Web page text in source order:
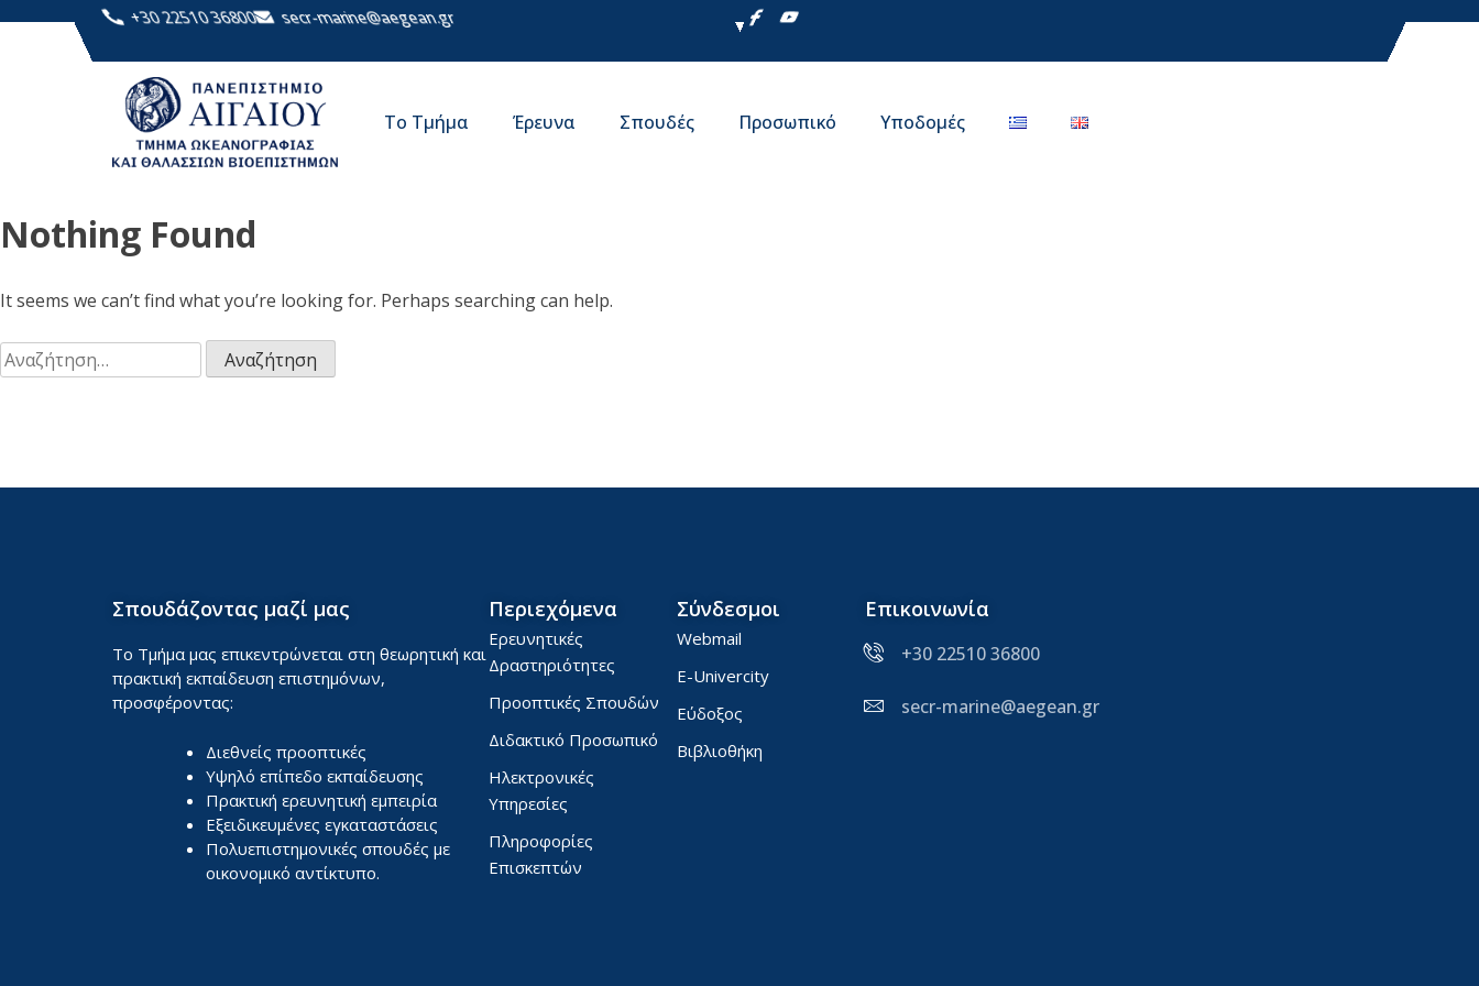
+30 22510 36800 secr-marine@aegean.gr
Το Τμήμα Έρευνα Σπουδές Προσωπικό Υποδομές
Nothing Found
It seems we can’t find what you’re looking for. Perhaps searching can help.
Σπουδάζοντας μαζί μας
Το Τμήμα μας επικεντρώνεται στη θεωρητική και
πρακτική εκπαίδευση επιστημόνων,
προσφέροντας:
Διεθνείς προοπτικές
Υψηλό επίπεδο εκπαίδευσης
Πρακτική ερευνητική εμπειρία
Εξειδικευμένες εγκαταστάσεις
Πολυεπιστημονικές σπουδές με
οικονομικό αντίκτυπο.
Περιεχόμενα
Ερευνητικές
Δραστηριότητες
Προοπτικές Σπουδών
Διδακτικό Προσωπικό
Ηλεκτρονικές
Υπηρεσίες
Πληροφορίες
Επισκεπτών
Σύνδεσμοι
Webmail
E-Univercity
Εύδοξος
Βιβλιοθήκη
Επικοινωνία
+30 22510 36800
secr-marine@aegean.gr